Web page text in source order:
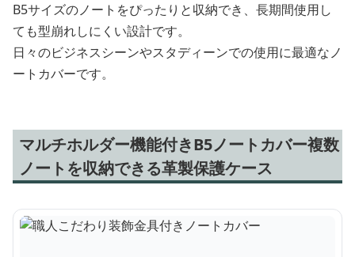
B5サイズのノートをぴったりと収納でき、長期間使用し
ても型崩れしにくい設計です。
日々のビジネスシーンやスタディーンでの使用に最適なノ
ートカバーです。
マルチホルダー機能付きB5ノートカバー複数
ノートを収納できる革製保護ケース